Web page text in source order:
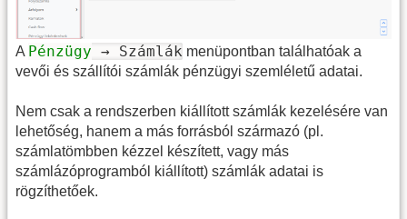
A Pénzügy → Számlák menüpontban találhatóak a
vevői és szállítói számlák pénzügyi szemléletű adatai.
Nem csak a rendszerben kiállított számlák kezelésére van
lehetőség, hanem a más forrásból származó (pl.
számlatömbben kézzel készített, vagy más
számlázóprogramból kiállított) számlák adatai is
rögzíthetőek.